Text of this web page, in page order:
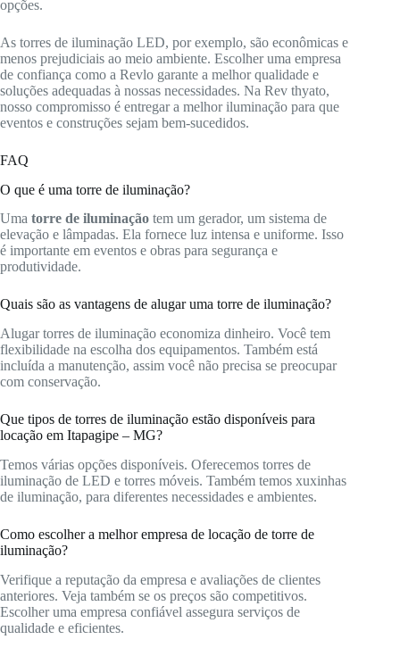
opções.
As torres de iluminação LED, por exemplo, são econômicas e
menos prejudiciais ao meio ambiente. Escolher uma empresa
de confiança como a Revlo garante a melhor qualidade e
soluções adequadas à nossas necessidades. Na Rev thyato,
nosso compromisso é entregar a melhor iluminação para que
eventos e construções sejam bem-sucedidos.
FAQ
O que é uma torre de iluminação?
Uma torre de iluminação tem um gerador, um sistema de
elevação e lâmpadas. Ela fornece luz intensa e uniforme. Isso
é importante em eventos e obras para segurança e
produtividade.
Quais são as vantagens de alugar uma torre de iluminação?
Alugar torres de iluminação economiza dinheiro. Você tem
flexibilidade na escolha dos equipamentos. Também está
incluída a manutenção, assim você não precisa se preocupar
com conservação.
Que tipos de torres de iluminação estão disponíveis para
locação em Itapagipe – MG?
Temos várias opções disponíveis. Oferecemos torres de
iluminação de LED e torres móveis. Também temos xuxinhas
de iluminação, para diferentes necessidades e ambientes.
Como escolher a melhor empresa de locação de torre de
iluminação?
Verifique a reputação da empresa e avaliações de clientes
anteriores. Veja também se os preços são competitivos.
Escolher uma empresa confiável assegura serviços de
qualidade e eficientes.